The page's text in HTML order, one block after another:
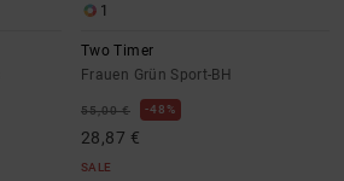
1
Two Timer
Frauen Grün Sport-BH
55,00 € 48%
28,87 €
SALE